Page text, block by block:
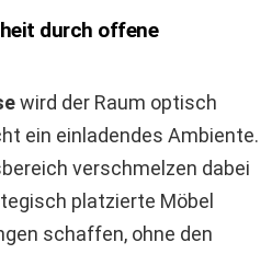
durch offene
wird der Raum optisch
ein einladendes Ambiente.
verschmelzen dabei
platzierte Möbel
schaffen, ohne den